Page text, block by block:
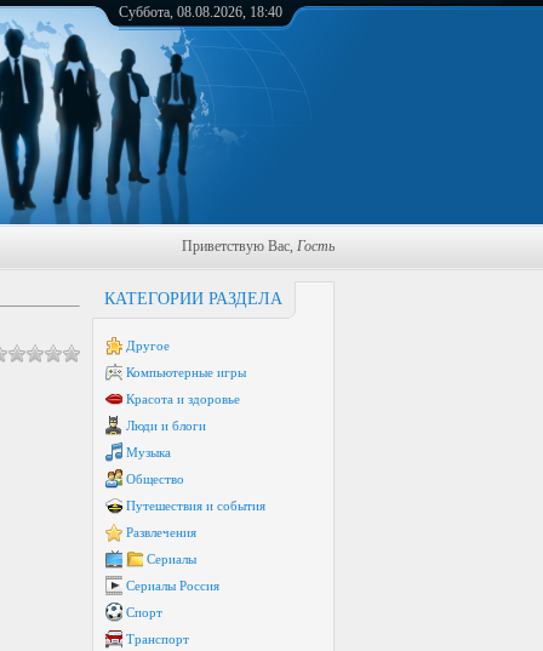
Суббота, 08.08.2026, 18:40
Приветствую Вас, Гость
КАТЕГОРИИ РАЗДЕЛА
Другое
Компьютерные игры
Красота и здоровье
Люди и блоги
Музыка
Общество
Путешествия и события
Развлечения
Сериалы
Сериалы Россия
Спорт
Транспорт